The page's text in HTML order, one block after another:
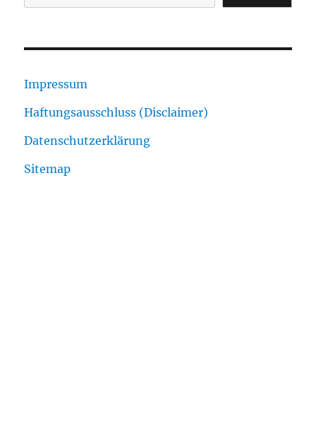
Impressum
Haftungsausschluss (Disclaimer)
Datenschutzerklärung
Sitemap